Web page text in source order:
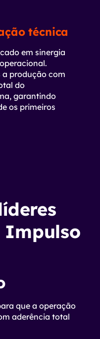
técnica
em sinergia
produção com
do
garantindo
os primeiros
Impulso
que a operação
aderência total